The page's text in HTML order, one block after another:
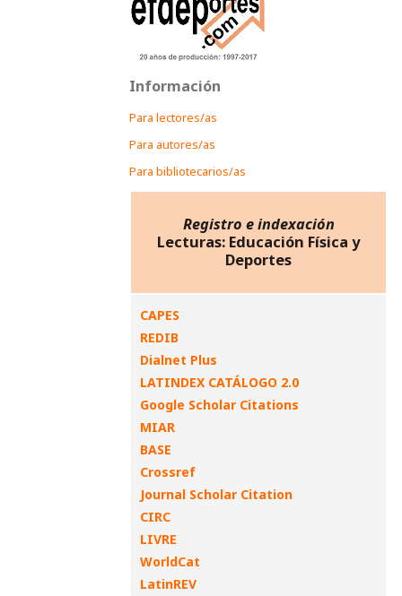
Información
Para lectores/as
Para autores/as
Para bibliotecarios/as
Registro e indexación
Lecturas: Educación Física y
Deportes
CAPES
REDIB
Dialnet Plus
LATINDEX CATÁLOGO 2.0
Google Scholar Citations
MIAR
BASE
Crossref
Journal Scholar Citation
CIRC
LIVRE
WorldCat
LatinREV